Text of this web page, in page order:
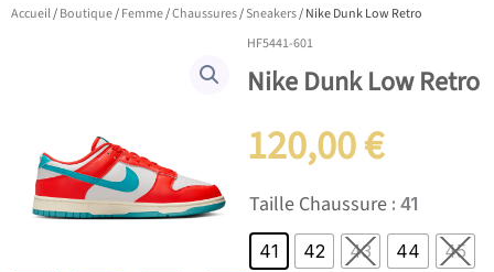
Accueil/Boutique/Femme/Chaussures/Sneakers/ Nike Dunk Low Retro
HF5441-601
Nike Dunk Low Retro
120,00€
Taille Chaussure : 41
41 42 43 44
45
quantité
de
Nike
Dunk